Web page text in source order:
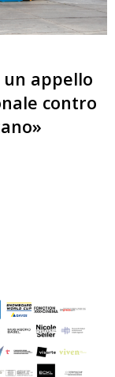
un appello
contro